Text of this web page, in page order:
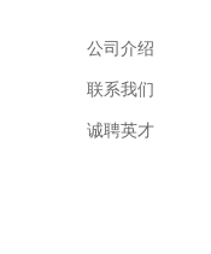
公司介绍
联系我们
诚聘英才